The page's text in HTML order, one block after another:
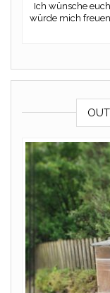
Ich wünsche
würde mich